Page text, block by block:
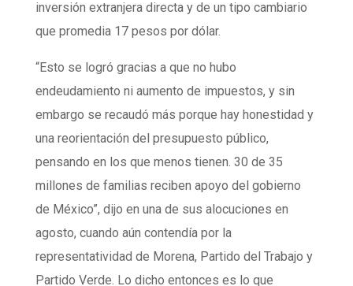
inversión extranjera directa y de un tipo cambiario
que promedia 17 pesos por dólar.
“Esto se logró gracias a que no hubo
endeudamiento ni aumento de impuestos, y sin
embargo se recaudó más porque hay honestidad y
una reorientación del presupuesto público,
pensando en los que menos tienen. 30 de 35
millones de familias reciben apoyo del gobierno
de México”, dijo en una de sus alocuciones en
agosto, cuando aún contendía por la
representatividad de Morena, Partido del Trabajo y
Partido Verde. Lo dicho entonces es lo que